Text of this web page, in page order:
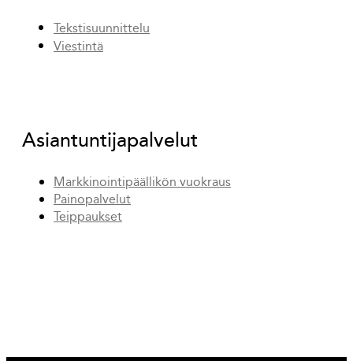
Tekstisuunnittelu
Viestintä
Asiantuntijapalvelut
Markkinointipäällikön vuokraus
Painopalvelut
Teippaukset